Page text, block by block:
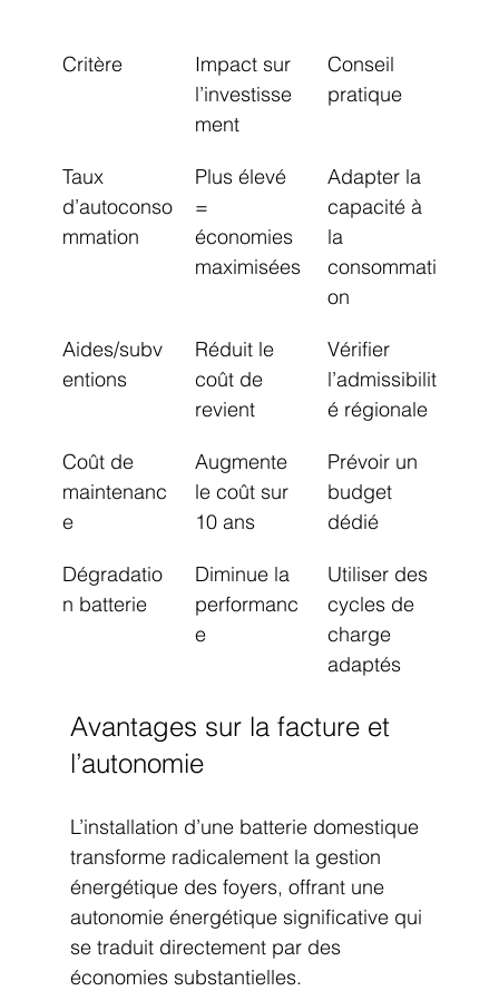
Critère
Impact sur
l’investisse
ment
Conseil
pratique
Taux
d’autoconso
mmation
Plus élevé
=
économies
maximisées
Adapter la
capacité à
la
consommati
on
Aides/subv
entions
Réduit le
coût de
revient
Vérifier
l’admissibilit
é régionale
Coût de
maintenanc
e
Augmente
le coût sur
10 ans
Prévoir un
budget
dédié
Dégradatio
n batterie
Diminue la
performanc
e
Utiliser des
cycles de
charge
adaptés
Avantages sur la facture et
l’autonomie
L’installation d’une batterie domestique
transforme radicalement la gestion
énergétique des foyers, offrant une
autonomie énergétique significative qui
se traduit directement par des
économies substantielles.